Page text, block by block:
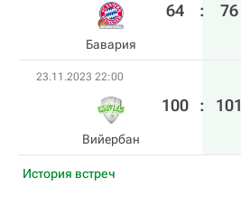
Бавария
64 : 76
23.11.2023 22:00
Вийербан
100 : 101
История встреч